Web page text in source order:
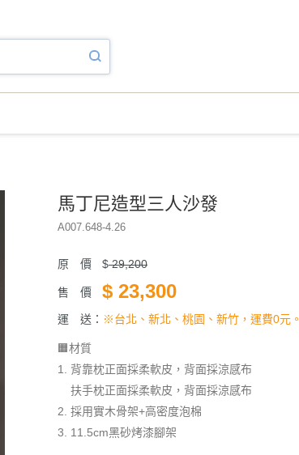
馬丁尼造型三人沙發
A007.648-4.26
原 價 $29,200
售 價 $ 23,300
運 送： ※台北、新北、桃園、新竹，運費0元。
🟧材質
1. 背靠枕正面採柔軟皮，背面採涼感布
扶手枕正面採柔軟皮，背面採涼感布
2. 採用實木骨架+高密度泡棉
3. 11.5cm黑砂烤漆腳架